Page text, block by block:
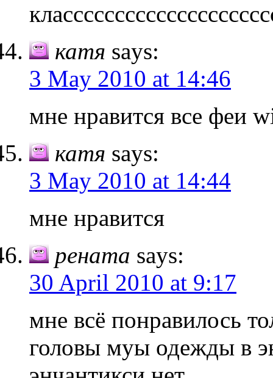
катя says:
3 May 2010 at 14:46
мне нравится все феи
катя says:
3 May 2010 at 14:44
мне нравится
рената says:
30 April 2010 at 9:17
мне всё понравилось
головы муы одежды в